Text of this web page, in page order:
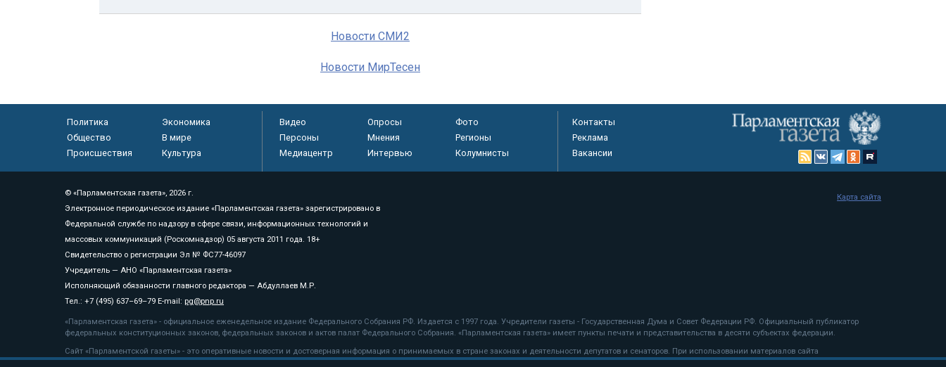
Новости СМИ2
Новости МирТесен
Политика
Экономика
Общество
В мире
Происшествия
Культура
Видео Опросы
Фото
Персоны
Мнения
Регионы
Медиацентр
Интервью Колумнисты
Контакты
Реклама
Вакансии
© «Парламентская газета», 2026 г.
Электронное периодическое издание «Парламентская газета» зарегистрировано в
Федеральной службе по надзору в сфере связи, информационных технологий и
массовых коммуникаций (Роскомнадзор) 05 августа 2011 года. 18+
Свидетельство о регистрации Эл № ФС77-46097
Учредитель — АНО «Парламентская газета»
Исполняющий обязанности главного редактора — Абдуллаев М.Р.
Тел.: +7 (495) 637–69–79 E-mail: pg@pnp.ru
«Парламентская газета» - официальное еженедельное издание Федерального Собрания РФ. Издается с 1997 года. Учредители газеты - Государственная Дума и Совет Федерации РФ. Официальный публикатор
федеральных конституционных законов, федеральных законов и актов палат Федерального Собрания. «Парламентская газета» имеет пункты печати и представительства в десяти субъектах федерации.
Сайт «Парламентской газеты» - это оперативные новости и достоверная информация о принимаемых в стране законах и деятельности депутатов и сенаторов. При использовании материалов сайта
«Парламентской газеты» активная ссылка на pnp.ru обязательна.
Карта сайта